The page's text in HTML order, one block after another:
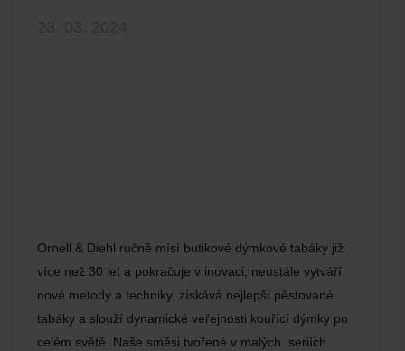
Ornell & Diehl ručně mísí butikové dýmkové tabáky již
více než 30 let a pokračuje v inovaci, neustále vytváří
nové metody a techniky, získává nejlepší pěstované
tabáky a slouží dynamické veřejnosti kouřící dýmky po
celém světě. Naše směsi tvořené v malých seriích